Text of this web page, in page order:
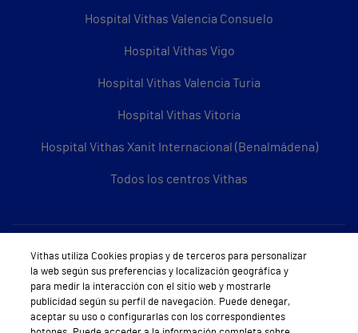
Hospital Vithas Valencia Consuelo
Hospital Vithas Vigo
Hospital Vithas Valencia Turia
Hospital Vithas Vitoria
Hospital Vithas Xanit Internacional (Benalmádena)
Todos los centros Vithas
Sobre Vithas
Quiénes somos
Trabajar en Vithas
Vithas utiliza Cookies propias y de terceros para personalizar
la web según sus preferencias y localización geográfica y
para medir la interacción con el sitio web y mostrarle
publicidad según su perfil de navegación. Puede denegar,
aceptar su uso o configurarlas con los correspondientes